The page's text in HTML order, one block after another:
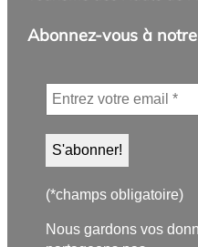
Abonnez-vous à
(*champs obligatoire)
Nous gardons vos